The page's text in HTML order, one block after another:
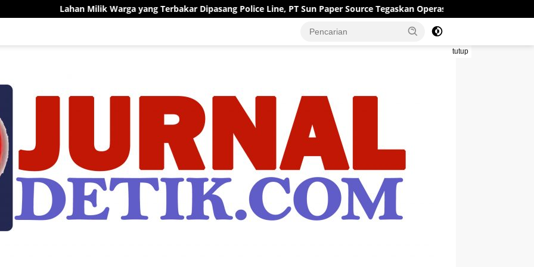
Milik Warga yang Terbakar Dipasang Police Line, PT Sun Paper Source Tegaskan Operasional Tetap Berjalan
tutup